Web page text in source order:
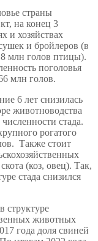
страны
на конец 3
и хозяйствах
и бройлеров (в
млн голов птицы).
поголовья
млн голов.
6 лет снизилась
животноводства
стада.
рогатого
Также стоит
(коз, овец). Так,
стада снизился
структуре
животных
года доля свиней